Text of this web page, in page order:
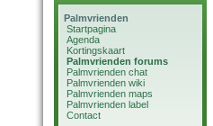
Palmvrienden
Startpagina
Agenda
Kortingskaart
Palmvrienden forums
Palmvrienden chat
Palmvrienden wiki
Palmvrienden maps
Palmvrienden label
Contact